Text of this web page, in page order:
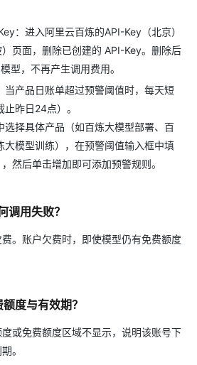
：进入阿里云百炼的API-Key（北京）
页面，删除已创建的 API-Key。删除后
型，不再产生调用费用。
当产品日账单超过预警阈值时，每天短
昨日24点）。
选择具体产品（如百炼大模型部署、百
大模型训练），在预警阈值输入框中填
然后单击增加即可添加预警规则。
调用失败？
。账户欠费时，即使模型仍有免费额度
度与有效期？
或免费额度区域不显示，说明该账号下
。